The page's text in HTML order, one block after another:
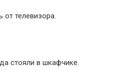
телевизора.
стояли в шкафчике.